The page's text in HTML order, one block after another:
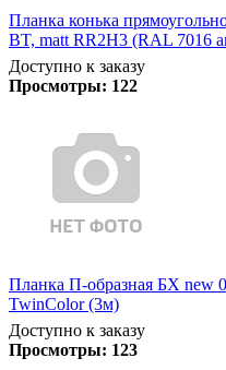
Планка конька
BT, matt RR2Н3 (RAL 7016
Доступно к заказу
Просмотры: 122
Планка П-образная БХ new
TwinColor (3м)
Доступно к заказу
Просмотры: 123